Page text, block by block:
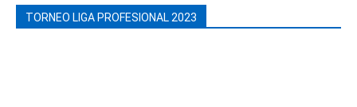
TORNEO LIGA PROFESIONAL 2023